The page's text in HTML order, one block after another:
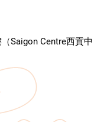
Saigon Centre西貢中